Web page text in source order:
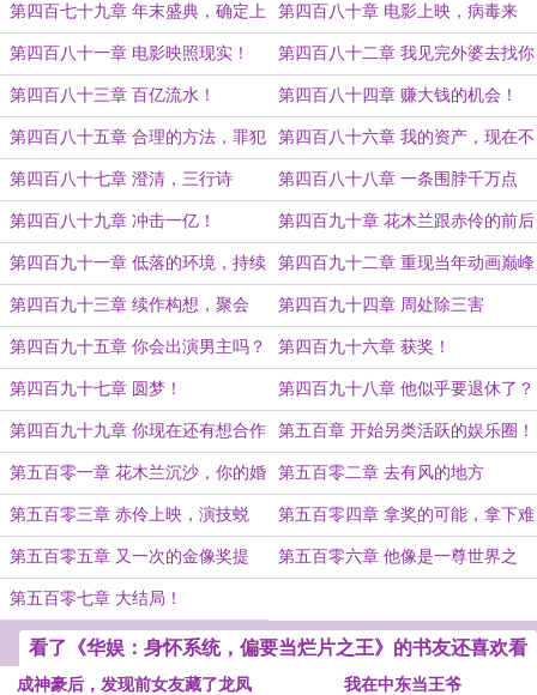
杀青！
第四百七十九章 年末盛典，确定上
映！
第四百八十章 电影上映，病毒来
袭！
第四百八十一章 电影映照现实！ 第四百八十二章 我见完外婆去找你
好不好？
第四百八十三章 百亿流水！ 第四百八十四章 赚大钱的机会！
第四百八十五章 合理的方法，罪犯
想要扬名的故事！
第四百八十六章 我的资产，现在不
止百亿了
第四百八十七章 澄清，三行诗 第四百八十八章 一条围脖千万点
赞！
第四百八十九章 冲击一亿！ 第四百九十章 花木兰跟赤伶的前后
问题！
第四百九十一章 低落的环境，持续
上扬的数据！
第四百九十二章 重现当年动画巅峰
的辉煌！
第四百九十三章 续作构想，聚会 第四百九十四章 周处除三害
第四百九十五章 你会出演男主吗？ 第四百九十六章 获奖！
第四百九十七章 圆梦！ 第四百九十八章 他似乎要退休了？
第四百九十九章 你现在还有想合作
的演员吗？
第五百章 开始另类活跃的娱乐圈！
第五百零一章 花木兰沉沙，你的婚
礼飘扬！
第五百零二章 去有风的地方
第五百零三章 赤伶上映，演技蜕
变！
第五百零四章 拿奖的可能，拿下难
哄！
第五百零五章 又一次的金像奖提
名！
第五百零六章 他像是一尊世界之
第五百零七章 大结局！
看了《华娱：身怀系统，偏要当烂片之王》的书友还喜欢看
成神豪后，发现前女友藏了龙凤
我在中东当王爷